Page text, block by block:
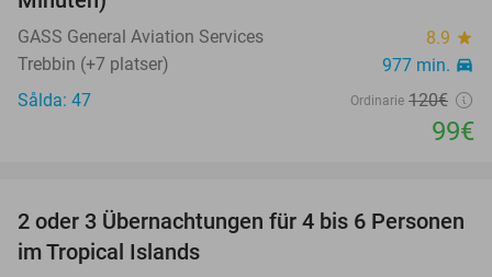
GASS General Aviation Services 8.9 star
Trebbin (+7 platser) 977 min. directions_car
Sålda: 47 Ordinarie 120€
99€
31%
2 oder 3 Übernachtungen für 4 bis 6 Personen
im Tropical Islands